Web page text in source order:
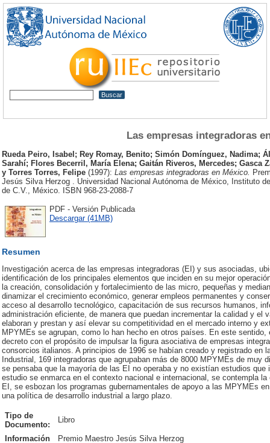
Las empresas integradoras
Rueda Peiro, Isabel ; Rey Romay, Benito; Simón Domínguez, Nadima;
Sarahí; Flores Becerril, María Elena; Gaitán Riveros, Mercedes; Gasca
y Torres Torres, Felipe (1997): Las empresas integradoras en México.
Jesús Silva Herzog . Universidad Nacional Autónoma de México, Instituto
de C.V., México. ISBN 968-23-2088-7
PDF - Versión Publicada
Descargar (41MB)
Resumen
Investigación acerca de las empresas integradoras (EI) y sus asociadas,
identificación de los principales elementos que inciden en su mejor
la creación, consolidación y fortalecimiento de las micro, pequeñas y
dinamizar el crecimiento económico, generar empleos permanentes y
acceso al desarrollo tecnológico, capacitación de sus recursos humanos,
administración eficiente, de manera que puedan incrementar la calidad y el
elaboran y prestan y así elevar su competitividad en el mercado interno y
MPYMEs se agrupan, como lo han hecho en otros países. En este
decreto con el propósito de impulsar la figura asociativa de empresas
consorcios italianos. A principios de 1996 se habían creado y registrado en
Industrial, 169 integradoras que agrupaban más de 8000 MPYMEs de
se pensaba que la mayoría de las EI no operaba y no existían estudios
estudio se enmarca en el contexto nacional e internacional, se contempla
EI, se esbozan los programas gubernamentales de apoyo a las MPYMEs
una política de desarrollo industrial a largo plazo.
Tipo de
Documento:
Libro
Información
Premio Maestro Jesús Silva Herzog